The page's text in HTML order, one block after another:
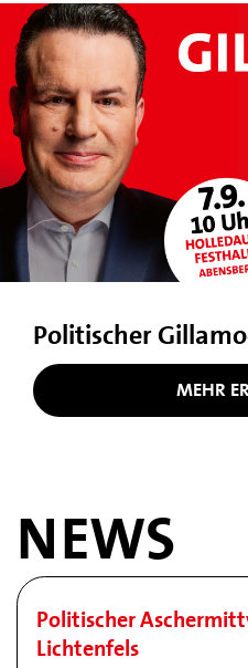
Politischer
MEHR
NEWS
Politischer
Lichtenfels